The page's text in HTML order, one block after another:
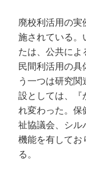
廃校利活用の実
施されている。
たは、公共によ
民間利活用の具
う一つは研究
設としては、『
れ変わった。保
祉協議会、シル
機能を有してお
る。